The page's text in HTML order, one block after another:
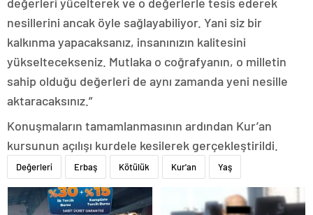
nesillerini ancak öyle sağlayabiliyor. Yani siz bir
kalkınma yapacaksanız, insanınızın kalitesini
yükseltecekseniz. Mutlaka o coğrafyanın, o milletin
sahip olduğu değerleri de aynı zamanda yeni nesille
aktaracaksınız.”
Konuşmaların tamamlanmasının ardından Kur’an
kursunun açılışı kurdele kesilerek gerçekleştirildi.
Değerleri Erbaş Kötülük Kur'an Yaş